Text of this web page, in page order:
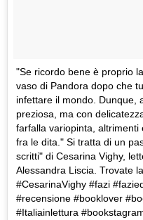
"Se ricordo bene è proprio
vaso di Pandora dopo che
infettare il mondo. Dunque,
preziosa, ma con
farfalla variopinta,
fra le dita." Si tratta di un
scritti" di Cesarina Vighy,
Alessandra Liscia. Trovate
#CesarinaVighy #fazi
#recensione #booklover
#Italiainlettura